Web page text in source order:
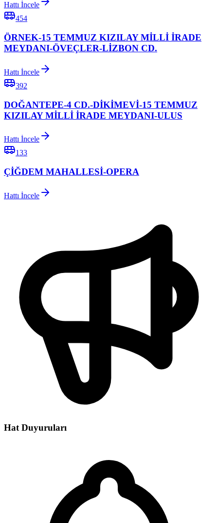
Hattı İncele
454
ÖRNEK-15 TEMMUZ KIZILAY MİLLİ İRADE
MEYDANI-ÖVEÇLER-LİZBON CD.
Hattı İncele
392
DOĞANTEPE-4 CD.-DİKİMEVİ-15 TEMMUZ
KIZILAY MİLLİ İRADE MEYDANI-ULUS
Hattı İncele
133
ÇİĞDEM MAHALLESİ-OPERA
Hattı İncele
Hat Duyuruları